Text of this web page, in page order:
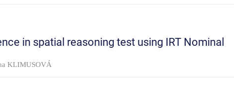
in spatial reasoning test using IRT Nominal
KLIMUSOVÁ